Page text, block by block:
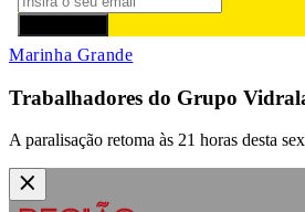
Marinha Grande
Trabalhadores do Grupo
A paralisação retoma às 21 horas desta